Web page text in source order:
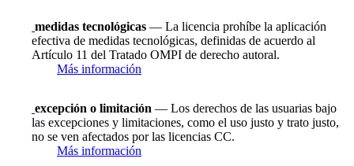
medidas tecnológicas — La licencia prohíbe la aplicación
efectiva de medidas tecnológicas, definidas de acuerdo al
Artículo 11 del Tratado OMPI de derecho autoral.
Más información
excepción o limitación — Los derechos de las usuarias bajo
las excepciones y limitaciones, como el uso justo y trato justo,
no se ven afectados por las licencias CC.
Más información